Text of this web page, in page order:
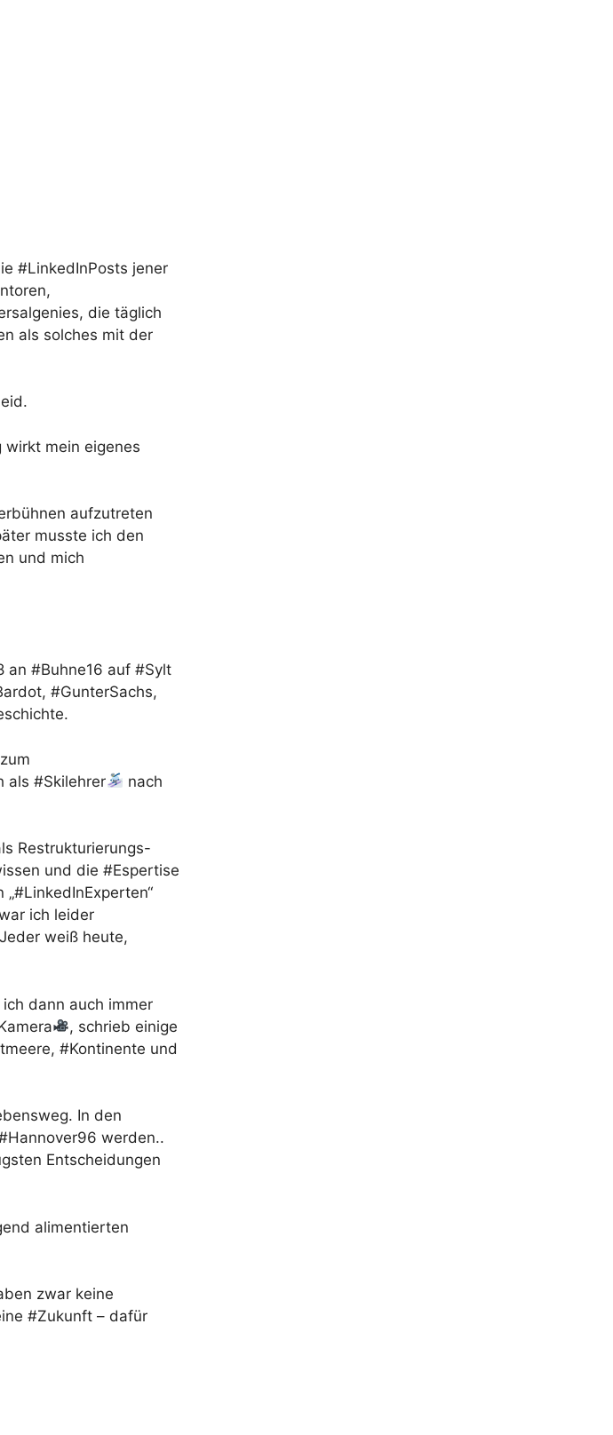
#LinkedInPosts jener
die täglich
als solches mit der
mein eigenes
aufzutreten
musste ich den
und mich
an #Buhne16 auf #Sylt
#GunterSachs,
als #Skilehrer
nach
Restrukturierungs-
und die #Espertise
ich leider
weiß heute,
dann auch immer
, schrieb einige
#Kontinente und
In den
werden..
Entscheidungen
alimentierten
zwar keine
#Zukunft – dafür